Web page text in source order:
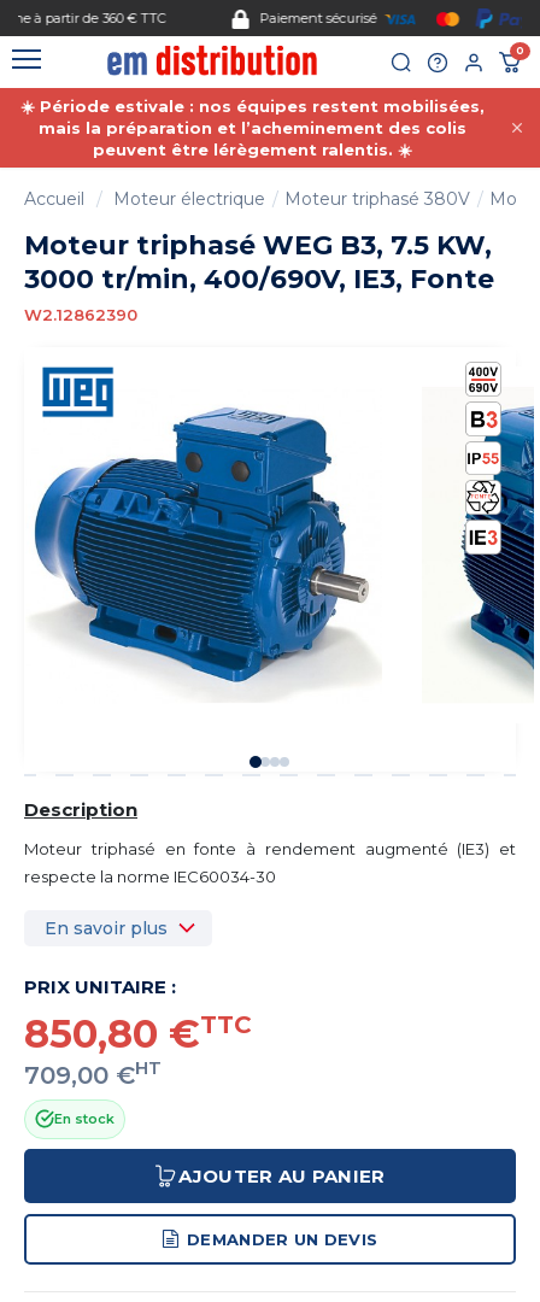
Paiement sécurisé
0
☀️ Période estivale : nos équipes restent mobilisées,
mais la préparation et l’acheminement des colis
peuvent être lérègement ralentis. ☀️
Accueil Moteur électrique Moteur triphasé 380V
Moteur triphasé WEG B3, 7.5 KW,
3000 tr/min, 400/690V, IE3, Fonte
W2.12862390
Description
Moteur triphasé en fonte à rendement augmenté (IE3) et
respecte la norme IEC60034-30
En savoir plus
PRIX UNITAIRE :
850,80 €TTC
709,00 €HT
En stock
AJOUTER AU PANIER
DEMANDER UN DEVIS
Gestion des cookies